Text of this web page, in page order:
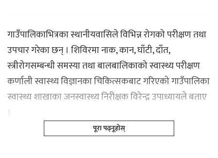
गाउँपालिकाभित्रका स्थानीयवासिले विभिन्न रोगको परीक्षण तथा
उपचार गरेका छन् । शिविरमा नाक, कान, घाँटी, दाँत,
स्त्रीरोगसम्बन्धी समस्या तथा बालबालिकाको स्वास्थ्य परीक्षण
कर्णाली स्वास्थ्य विज्ञानका चिकित्सकबाट गरिएको गाउँपालिका
स्वास्थ्य शाखाका जनस्वास्थ्य निरीक्षक विरेन्द्र उपाध्यायले बताए
।
पूरा पढ्नूहोस्